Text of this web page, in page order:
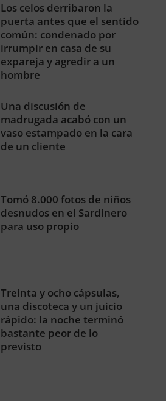
Los celos derribaron la
puerta antes que el sentido
común: condenado por
irrumpir en casa de su
expareja y agredir a un
hombre
Una discusión de
madrugada acabó con un
vaso estampado en la cara
de un cliente
Tomó 8.000 fotos de niños
desnudos en el Sardinero
para uso propio
Treinta y ocho cápsulas,
una discoteca y un juicio
rápido: la noche terminó
bastante peor de lo
previsto